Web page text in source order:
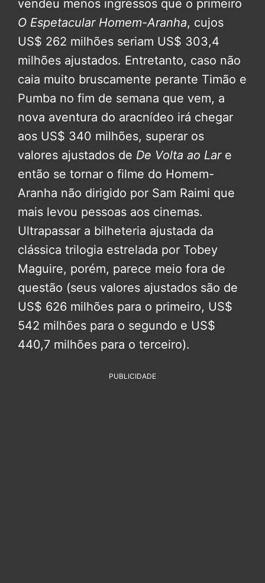
vendeu menos ingressos que o primeiro
O Espetacular Homem-Aranha, cujos
US$ 262 milhões seriam US$ 303,4
milhões ajustados. Entretanto, caso não
caia muito bruscamente perante Timão e
Pumba no fim de semana que vem, a
nova aventura do aracnídeo irá chegar
aos US$ 340 milhões, superar os
valores ajustados de De Volta ao Lare
então se tornar o filme do Homem-
Aranha não dirigido por Sam Raimi que
mais levou pessoas aos cinemas.
Ultrapassar a bilheteria ajustada da
clássica trilogia estrelada por Tobey
Maguire, porém, parece meio fora de
questão (seus valores ajustados são de
US$ 626 milhões para o primeiro, US$
542 milhões para o segundo e US$
440,7 milhões para o terceiro).
PUBLICIDADE